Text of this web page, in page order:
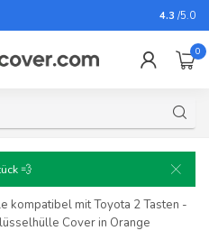
Für fast
4.3 /5.0
0
💨
kompatibel mit Toyota 2 Tasten -
Cover in Orange